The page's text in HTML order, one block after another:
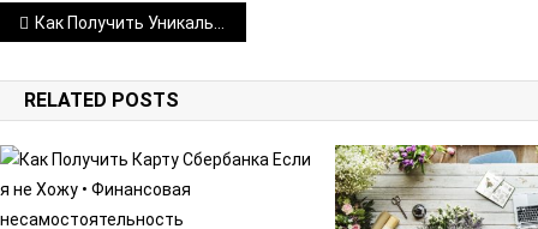
Навигация
по
записям
Как Получить Уникальный Номер Контракта в Сбербанке • Пример для 44-фз
RELATED POSTS